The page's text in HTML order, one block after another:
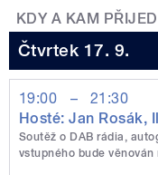
KDY A KAM
Čtvrtek 17. 9.
19:00 –
21:30
Hosté: Jan Rosák,
Soutěž o DAB rádia,
vstupného bude